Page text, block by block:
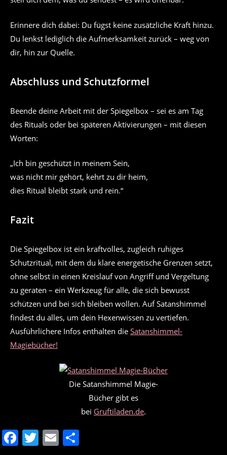
Erinnere dich dabei: Du fügst keine zusätzliche Kraft hinzu.
Du lenkst lediglich die Aufmerksamkeit zurück – weg von
dir, hin zur Quelle.
Abschluss und Schutzformel
Beende deine Arbeit mit der Spiegelbox – sei es am Tag
des Rituals oder bei späteren Aktivierungen – mit diesen
Worten:
„Ich bin geschützt in meinem Sein,
was nicht mir gehört, kehrt zu dir heim,
dies Ritual bleibt stark und rein.“
Fazit
Die Spiegelbox ist ein kraftvolles, zugleich ruhiges
Schutzritual, mit dem du klare energetische Grenzen setzt,
ohne selbst in einen Kreislauf von Angriff und Vergeltung
zu geraten – ein Werkzeug für alle, die sich bewusst
schützen und bei sich bleiben wollen. Auf Satanshimmel
findest du alles, um dein Hexenwissen zu vertiefen.
Ausführlichere Infos enthalten die Satanshimmel-
Magiebücher!
Die Satanshimmel Magie-
Bücher gibt es
bei Gruftiladen.de.
F T E